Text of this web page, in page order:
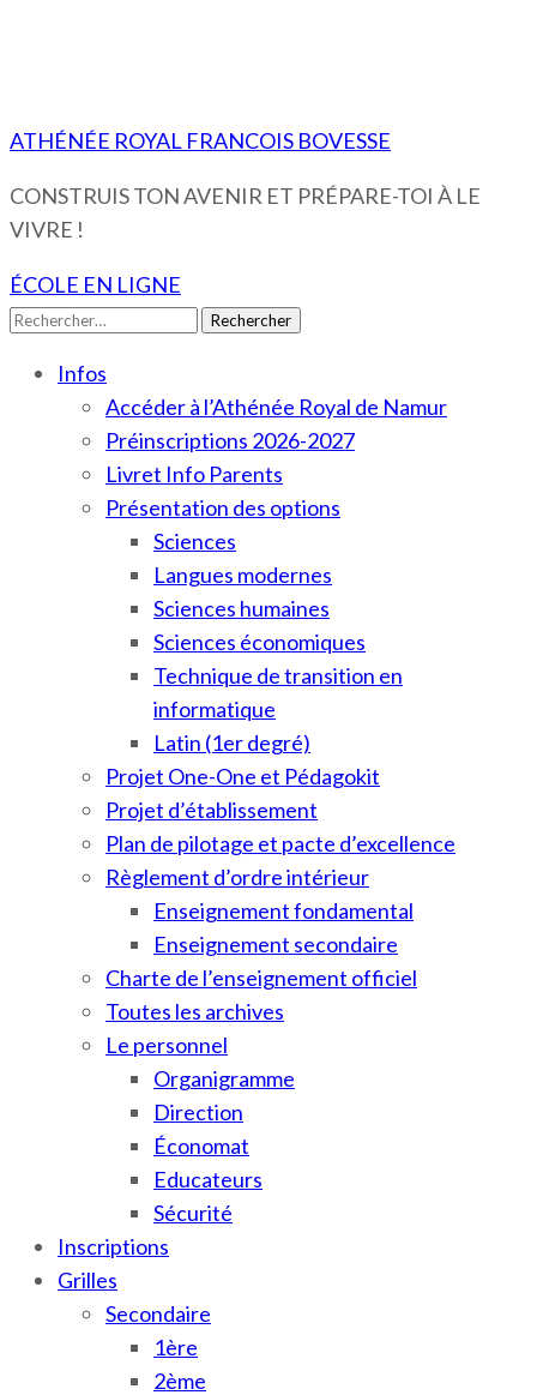
ATHÉNÉE ROYAL FRANCOIS BOVESSE
CONSTRUIS TON AVENIR ET PRÉPARE-TOI À LE
VIVRE !
ÉCOLE EN LIGNE
Rechercher :
Infos
Accéder à l’Athénée Royal de Namur
Préinscriptions 2026-2027
Livret Info Parents
Présentation des options
Sciences
Langues modernes
Sciences humaines
Sciences économiques
Technique de transition en
informatique
Latin (1er degré)
Projet One-One et Pédagokit
Projet d’établissement
Plan de pilotage et pacte d’excellence
Règlement d’ordre intérieur
Enseignement fondamental
Enseignement secondaire
Charte de l’enseignement officiel
Toutes les archives
Le personnel
Organigramme
Direction
Économat
Educateurs
Sécurité
Inscriptions
Grilles
Secondaire
1ère
2ème